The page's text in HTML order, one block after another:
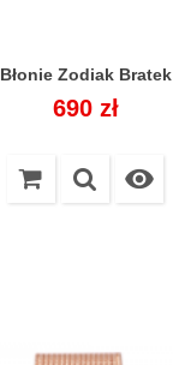
Błonie Zodiak Bratek
Cena
690 zł
